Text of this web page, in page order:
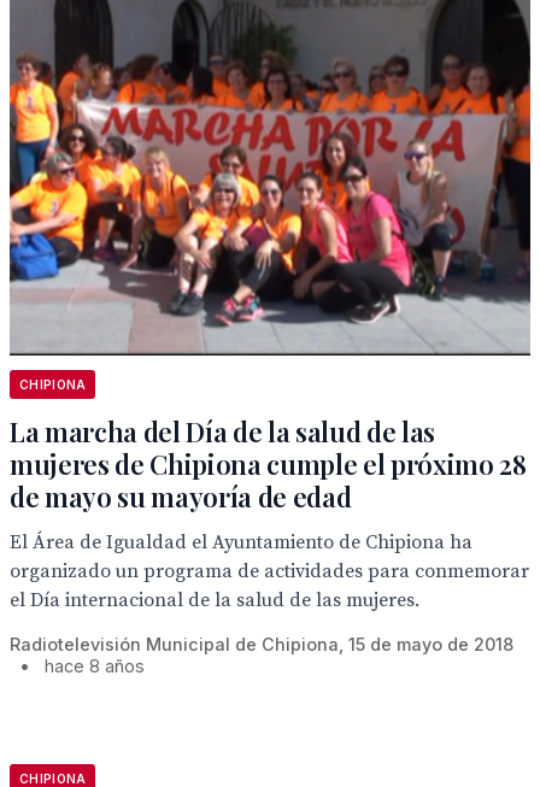
CHIPIONA
La marcha del Día de la salud de las
mujeres de Chipiona cumple el próximo 28
de mayo su mayoría de edad
El Área de Igualdad el Ayuntamiento de Chipiona ha
organizado un programa de actividades para conmemorar
el Día internacional de la salud de las mujeres.
Radiotelevisión Municipal de Chipiona, 15 de mayo de 2018
•
hace 8 años
CHIPIONA